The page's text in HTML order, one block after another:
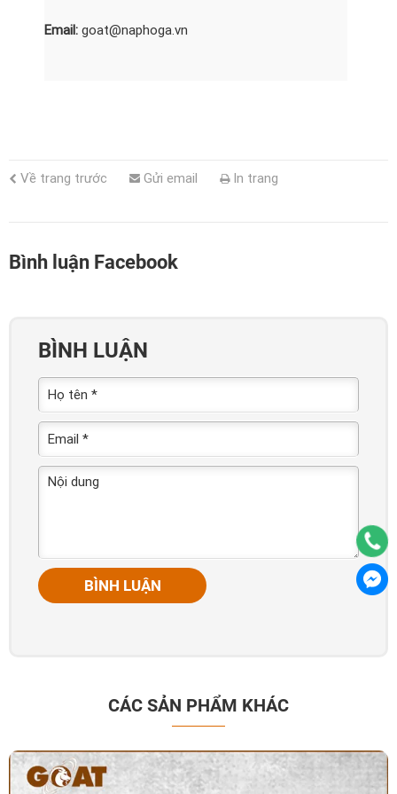
Email:goat@naphoga.vn
Về trang trước Gửi email In trang
Bình luận Facebook
BÌNH LUẬN
BÌNH LUẬN
CÁC SẢN PHẨM KHÁC